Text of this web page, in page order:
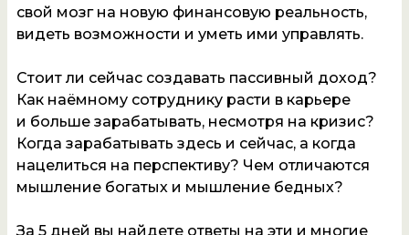
свой мозг на новую финансовую реальность,
видеть возможности и уметь ими управлять.
Стоит ли сейчас создавать пассивный доход?
Как наёмному сотруднику расти в карьере
и больше зарабатывать, несмотря на кризис?
Когда зарабатывать здесь и сейчас, а когда
нацелиться на перспективу? Чем отличаются
мышление богатых и мышление бедных?
За 5 дней вы найдете ответы на эти и многие